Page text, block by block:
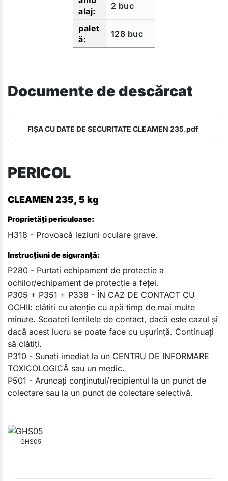
2 buc
128 buc
Documente de descărcat
FIȘA CU DATE DE SECURITATE CLEAMEN 235.pdf
PERICOL
CLEAMEN 235, 5 kg
Proprietăți periculoase:
H318 - Provoacă leziuni oculare grave.
Instrucțiuni de siguranță:
P280 - Purtaţi echipament de protecţie a
ochilor/echipament de protecţie a feţei.
P305 + P351 + P338 - ÎN CAZ DE CONTACT CU
OCHII: clătiţi cu atenţie cu apă timp de mai multe
minute. Scoateţi lentilele de contact, dacă este cazul şi
dacă acest lucru se poate face cu uşurinţă. Continuaţi
să clătiţi.
P310 - Sunaţi imediat la un CENTRU DE INFORMARE
TOXICOLOGICĂ sau un medic.
P501 - Aruncaţi conţinutul/recipientul la un punct de
colectare sau la un punct de colectare selectivă.
GHS05